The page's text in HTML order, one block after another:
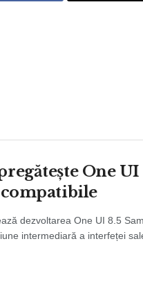
One
dezvoltarea One UI 8.5
intermediară a interfeței